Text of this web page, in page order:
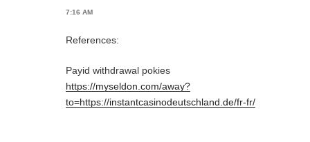
7:16 AM
References:
Payid withdrawal pokies
https://myseldon.com/away?
to=https://instantcasinodeutschland.de/fr-fr/